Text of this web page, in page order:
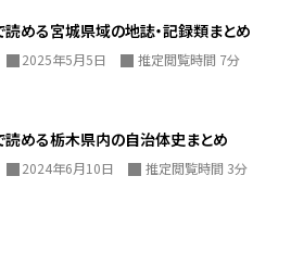
読める宮城県域の地誌・記録類まとめ
2025年5月5日 推定閲覧時間 7分
読める栃木県内の自治体史まとめ
2024年6月10日 推定閲覧時間 3分